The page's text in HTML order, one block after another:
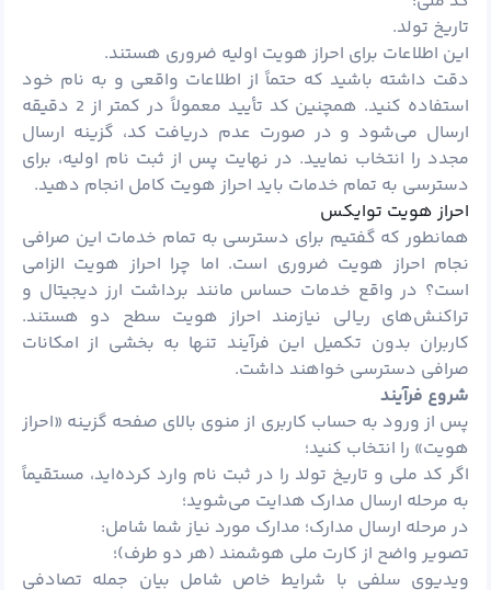
تاریخ تولد.
این اطلاعات برای احراز هویت اولیه ضروری هستند.
دقت داشته باشید که حتماً از اطلاعات واقعی و به نام خود
استفاده کنید. همچنین کد تأیید معمولاً در کمتر از 2 دقیقه
ارسال می‌شود و در صورت عدم دریافت کد، گزینه ارسال
مجدد را انتخاب نمایید. در نهایت پس از ثبت نام اولیه، برای
دسترسی به تمام خدمات باید احراز هویت کامل انجام دهید.
احراز هویت توایکس
همانطور که گفتیم برای دسترسی به تمام خدمات این صرافی
نجام احراز هویت ضروری است. اما چرا احراز هویت الزامی
است؟ در واقع خدمات حساس مانند برداشت ارز دیجیتال و
تراکنش‌های ریالی نیازمند احراز هویت سطح دو هستند.
کاربران بدون تکمیل این فرآیند تنها به بخشی از امکانات
صرافی دسترسی خواهند داشت.
شروع فرآیند
پس از ورود به حساب کاربری از منوی بالای صفحه گزینه «احراز
هویت» را انتخاب کنید؛
اگر کد ملی و تاریخ تولد را در ثبت نام وارد کرده‌اید، مستقیماً
به مرحله ارسال مدارک هدایت می‌شوید؛
در مرحله ارسال مدارک؛ مدارک مورد نیاز شما شامل:
تصویر واضح از کارت ملی هوشمند (هر دو طرف)؛
ویدیوی سلفی با شرایط خاص شامل بیان جمله تصادفی